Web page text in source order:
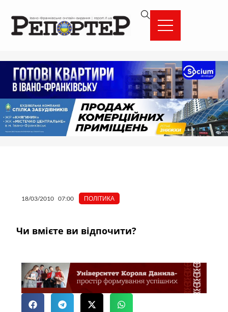
вмісту
18/03/2010 07:00 ПОЛІТИКА
Чи вмієте ви відпочити?